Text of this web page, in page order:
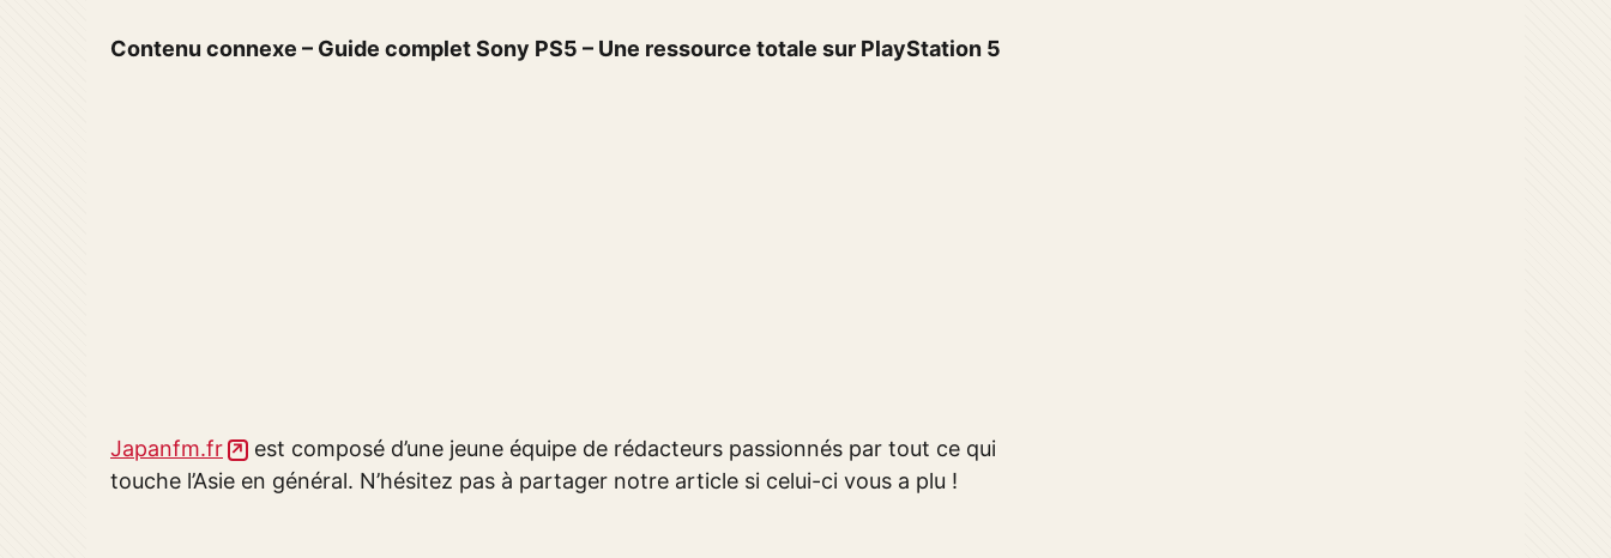
Contenu connexe – Guide complet Sony PS5 – Une ressource totale sur PlayStation 5
Japanfm.fr
est composé d’une jeune équipe de rédacteurs passionnés par tout ce qui
touche l’Asie en général. N’hésitez pas à partager notre article si celui-ci vous a plu !